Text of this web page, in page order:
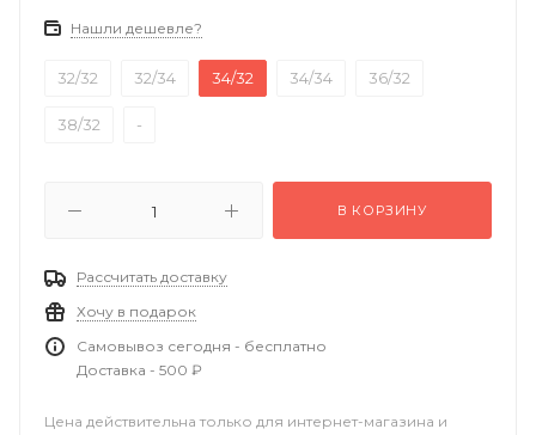
Нашли дешевле?
32/32 32/34 34/32 34/34 36/32
38/32 -
В КОРЗИНУ
Рассчитать доставку
Хочу в подарок
Самовывоз сегодня - бесплатно
Доставка - 500 ₽
Цена действительна только для интернет-магазина и